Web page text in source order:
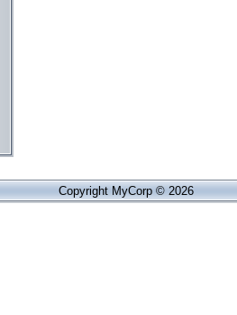
Copyright MyCorp © 2026